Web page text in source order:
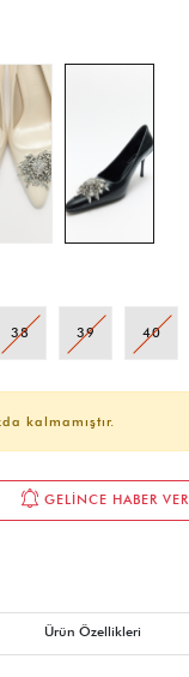
38 39 40
kalmamıştır.
GELİNCE HABER VER
Ürün Özellikleri